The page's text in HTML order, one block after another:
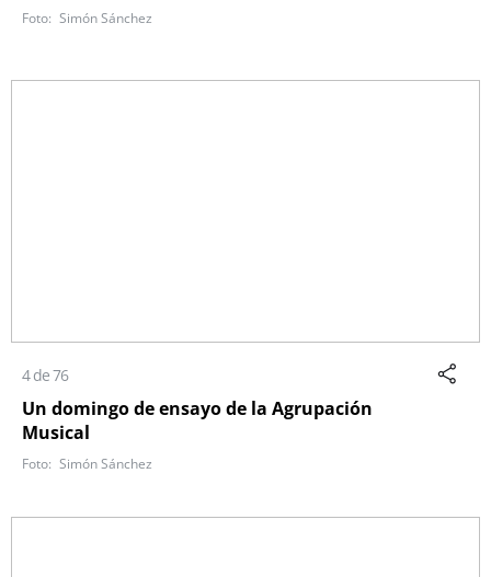
Simón Sánchez
4 de 76
Un domingo de ensayo de la Agrupación
Musical
Simón Sánchez